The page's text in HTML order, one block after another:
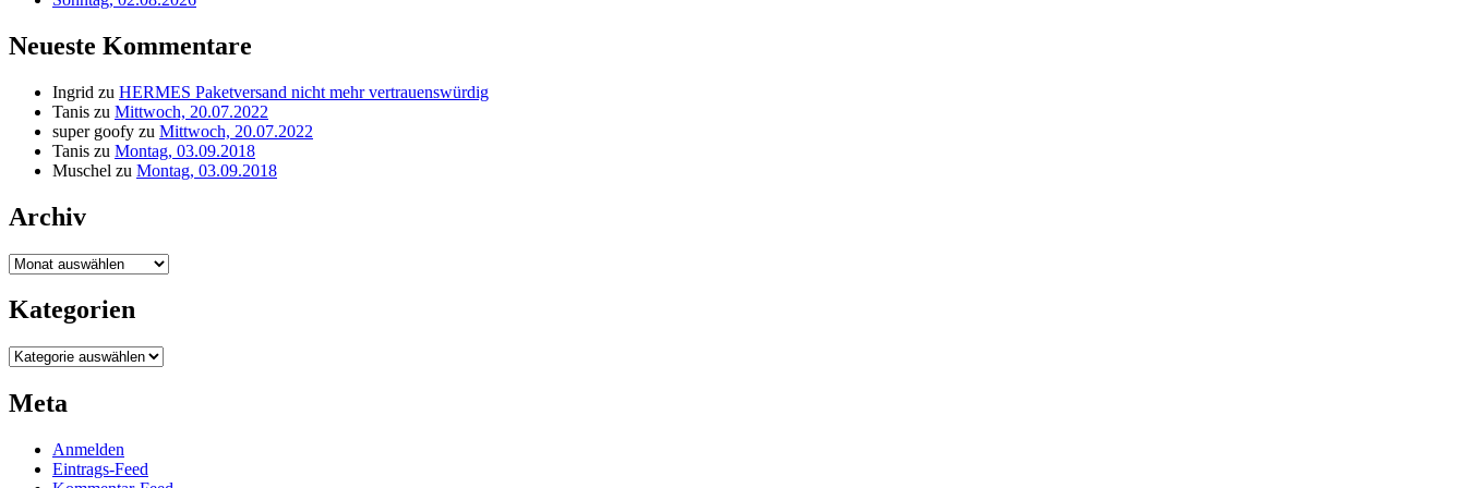
Neueste Kommentare
Ingrid zu HERMES Paketversand nicht mehr vertrauenswürdig
Tanis zu Mittwoch, 20.07.2022
super goofy zu Mittwoch, 20.07.2022
Tanis zu Montag, 03.09.2018
Muschel zu Montag, 03.09.2018
Archiv
Archiv
Kategorien
Kategorien
Meta
Anmelden
Eintrags-Feed